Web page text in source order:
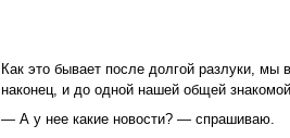
Как это бывает после долгой разлуки, мы
наконец, и до одной нашей общей
— А у нее какие новости? — спрашиваю.